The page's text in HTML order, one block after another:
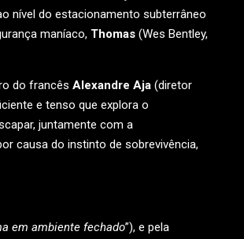
nível do estacionamento subterrâneo
maníaco, Thomas (Wes Bentley,
do francês Alexandre Aja (diretor
e tenso que explora o
juntamente com a
causa do instinto de sobrevivência,
em ambiente fechado”), e pela